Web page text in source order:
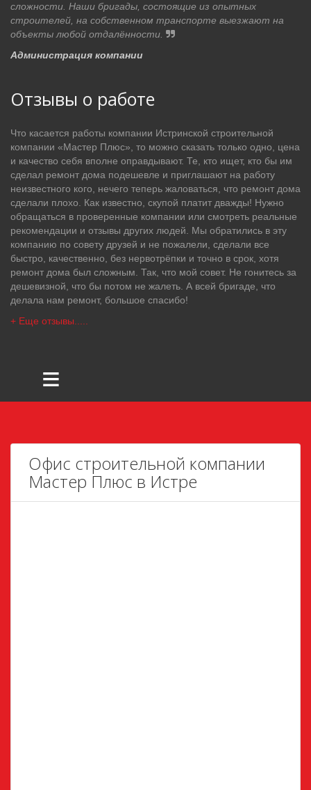
сложности. Наши бригады, состоящие из опытных
строителей, на собственном транспорте выезжают на
объекты любой отдалённости.
Администрация компании
Отзывы о работе
Что касается работы компании Истринской строительной
компании «Мастер Плюс», то можно сказать только одно, цена
и качество себя вполне оправдывают. Те, кто ищет, кто бы им
сделал ремонт дома подешевле и приглашают на работу
неизвестного кого, нечего теперь жаловаться, что ремонт дома
сделали плохо. Как известно, скупой платит дважды! Нужно
обращаться в проверенные компании или смотреть реальные
рекомендации и отзывы других людей. Мы обратились в эту
компанию по совету друзей и не пожалели, сделали все
быстро, качественно, без нервотрёпки и точно в срок, хотя
ремонт дома был сложным. Так, что мой совет. Не гонитесь за
дешевизной, что бы потом не жалеть. А всей бригаде, что
делала нам ремонт, большое спасибо!
+ Еще отзывы.....
≡
Офис строительной компании
Мастер Плюс в Истре